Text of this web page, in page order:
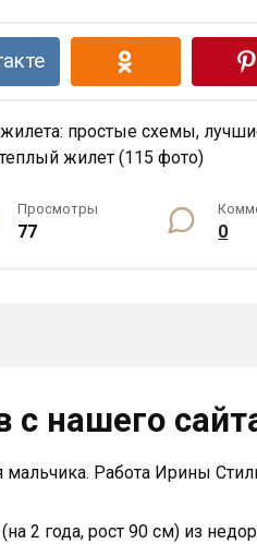
Просмотры
77 0
нашего
Работа Ирины
2 года, рост 90 см) из